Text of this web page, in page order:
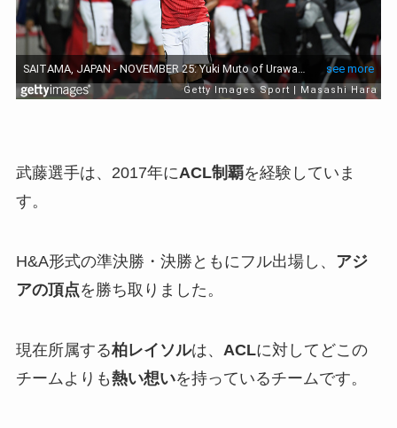
武藤選手は、2017年にACL制覇を経験していま
す。
H&A形式の準決勝・決勝ともにフル出場し、 アジ
アの頂点を勝ち取りました。
現在所属する柏レイソルは、 ACLに対してどこの
チームよりも熱い想いを持っているチームです。